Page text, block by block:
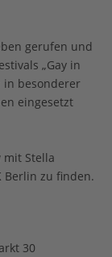
gerufen und
„Gay in
in besonderer
eingesetzt
mit Stella
Berlin zu finden.
30